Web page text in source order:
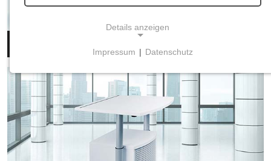
Details anzeigen
Notwendige Cookies ermöglichen grundlegende
Funktionen und sind für die einwandfreie Funktion
der Website erforderlich.
Einverständnis-Cookie
Impressum | Datenschutz